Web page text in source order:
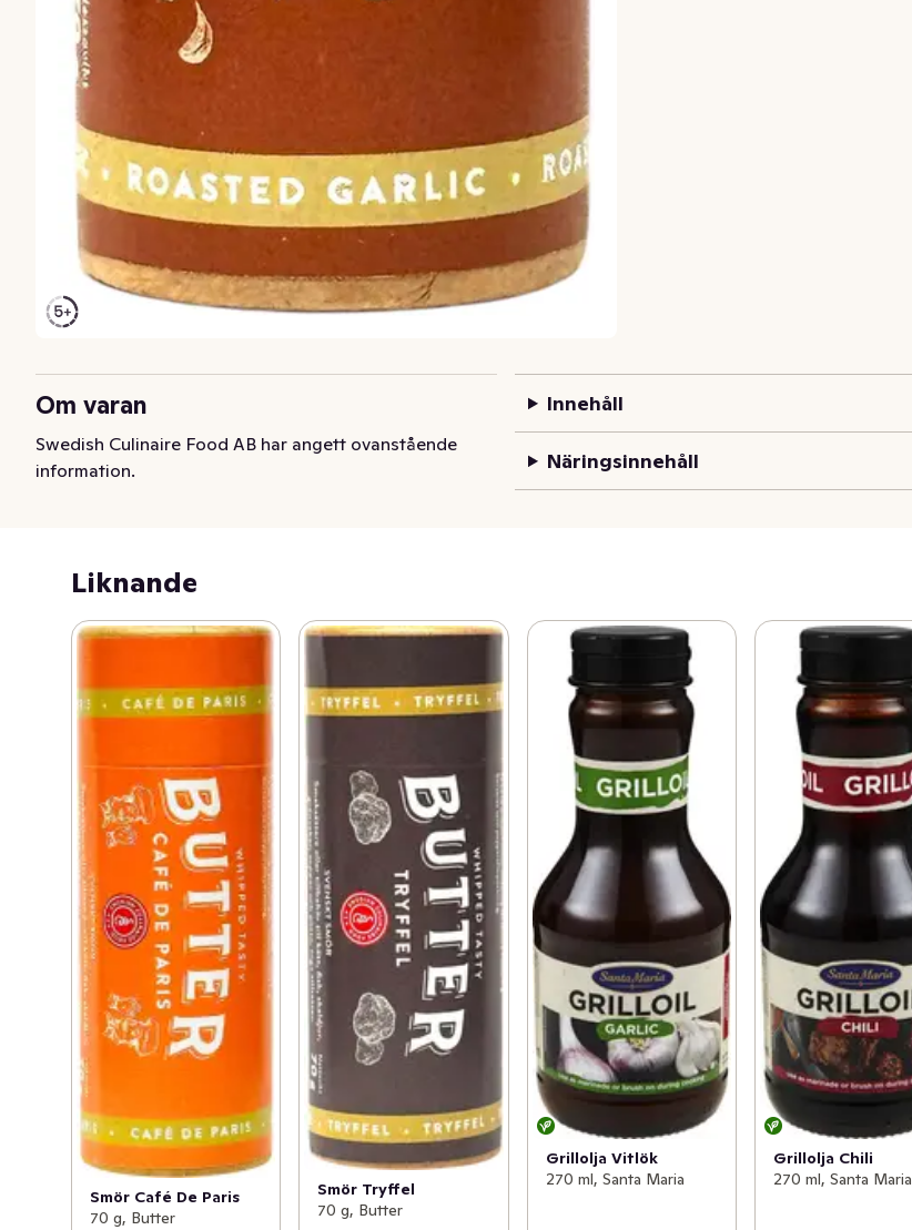
Om varan
Swedish Culinaire Food AB har angett ovanstående
information.
Innehåll
Näringsinnehåll
Liknande
Smör Café De Paris
70 g, Butter
Smör Tryffel
70 g, Butter
Grillolja Vitlök
270 ml, Santa Maria
Grillolja Chili
270 ml, Santa Maria